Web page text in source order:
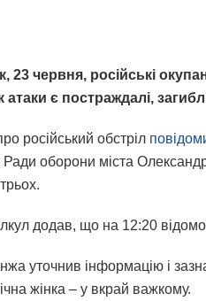
23 червня, російські
атаки є постраждалі,
російський обстріл
Ради оборони міста
додав, що на 12:20
уточнив інформацію і
жінка – у вкрай важкому.